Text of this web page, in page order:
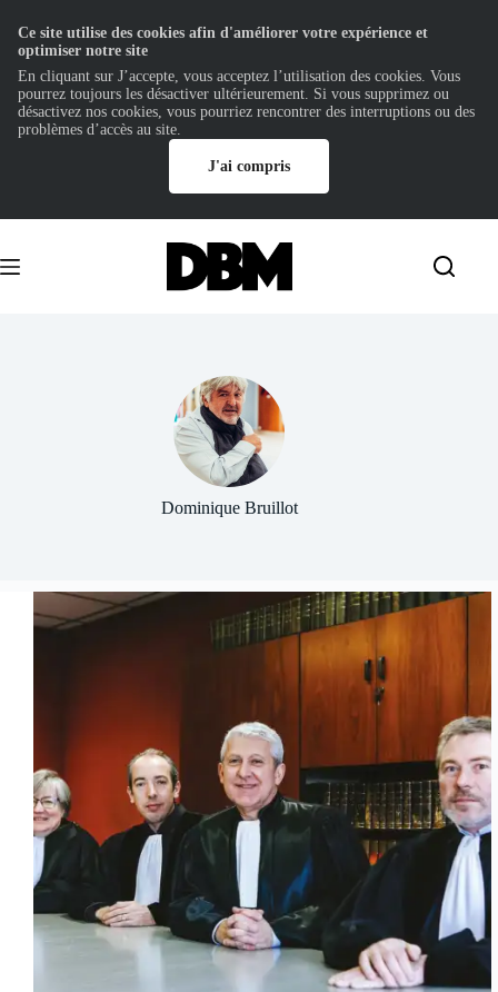
contenu
Dominique Bruillot
Ce site utilise des cookies afin d'améliorer votre expérience et
optimiser notre site
En cliquant sur J’accepte, vous acceptez l’utilisation des cookies. Vous
pourrez toujours les désactiver ultérieurement. Si vous supprimez ou
désactivez nos cookies, vous pourriez rencontrer des interruptions ou des
problèmes d’accès au site.
J'ai compris